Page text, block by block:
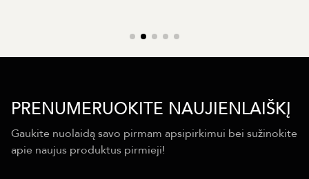
PRENUMERUOKITE NAUJIENLAIŠKĮ
Gaukite nuolaidą savo pirmam apsipirkimui bei sužinokite
apie naujus produktus pirmieji!